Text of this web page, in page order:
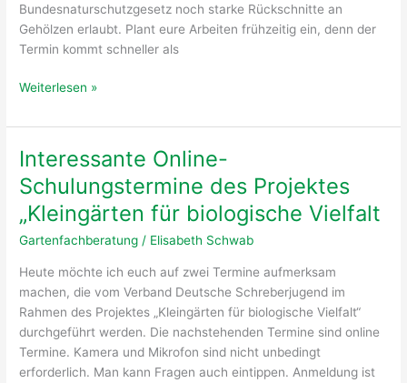
Bundesnaturschutzgesetz noch starke Rückschnitte an
Gehölzen erlaubt. Plant eure Arbeiten frühzeitig ein, denn der
Termin kommt schneller als
Erinnerung:
Gehölzschnitt
nur
bis
zum
28.
Februar
erlaubt
Weiterlesen »
Interessante Online-
Schulungstermine des Projektes
„Kleingärten für biologische Vielfalt
Gartenfachberatung / Elisabeth Schwab
Heute möchte ich euch auf zwei Termine aufmerksam
machen, die vom Verband Deutsche Schreberjugend im
Rahmen des Projektes „Kleingärten für biologische Vielfalt“
durchgeführt werden. Die nachstehenden Termine sind online
Termine. Kamera und Mikrofon sind nicht unbedingt
erforderlich. Man kann Fragen auch eintippen. Anmeldung ist